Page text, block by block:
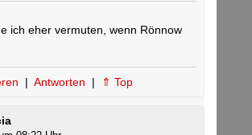
ich eher vermuten, wenn Rönnow
| Antworten | ⇑ Top